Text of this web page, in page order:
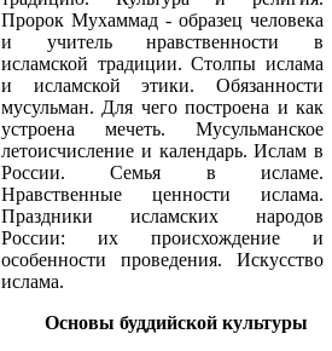
Пророк Мухаммад - образец человека
и учитель нравственности в
исламской традиции. Столпы ислама
и исламской этики. Обязанности
мусульман. Для чего построена и как
устроена мечеть. Мусульманское
летоисчисление и календарь. Ислам в
России. Семья в исламе.
Нравственные ценности ислама.
Праздники исламских народов
России: их происхождение и
особенности проведения. Искусство
ислама.
Основы буддийской культуры